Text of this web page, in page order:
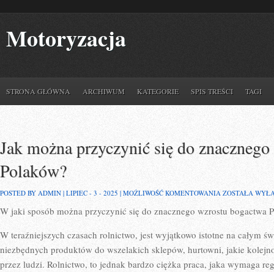
Motoryzacja
STRONA GŁÓWNA ARCHIWUM KATEGORIE SPIS TREŚCI TAGI
Jak można przyczynić się do
Polaków?
POSTED BY ADMIN | LIPIEC - 3 - 2025 | MOŻLIWOŚĆ KOMENTOWANIA JAK
PRZYCZYNIĆ
ZNACZNEGO
WZROSTU
BOGACTWA
POLAKÓW?
ZOSTAŁA
W jaki sposób można przyczynić się do znacznego wzrostu bogactwa
W teraźniejszych czasach rolnictwo, jest wyjątkowo istotne na całym
niezbędnych produktów do wszelakich sklepów, hurtowni, jakie
przez ludzi. Rolnictwo, to jednak bardzo ciężka praca, jaka wymaga